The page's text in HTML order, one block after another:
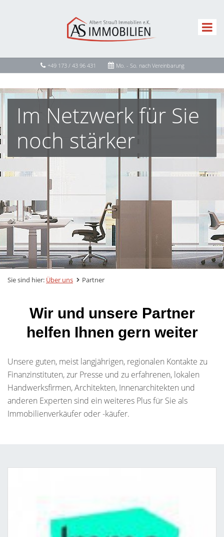
+49 173 / 43 96 431 Mo. - So. nach Vereinbarung
Im Netzwerk für Sie
noch stärker
Sie sind hier: Über uns Partner
Wir und unsere Partner
helfen Ihnen gern weiter
Unsere guten, meist langjährigen, regionalen Kontakte zu
Finanzinstituten, zur Presse und zu erfahrenen, lokalen
Handwerksfirmen, Architekten, Innenarchitekten und
anderen Experten sind ein weiteres Plus für Sie als
Immobilienverkäufer oder -käufer.